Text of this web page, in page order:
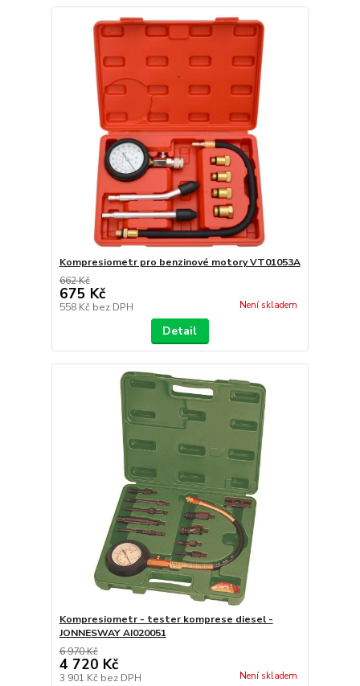
Kompresiometr pro benzinové motory VT01053A
662 Kč
675 Kč
558 Kč bez DPH Není skladem
Detail
Kompresiometr - tester komprese diesel -
JONNESWAY AI020051
6 970 Kč
4 720 Kč
3 901 Kč bez DPH Není skladem